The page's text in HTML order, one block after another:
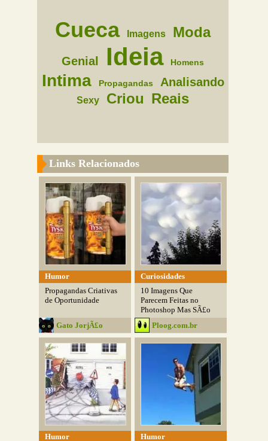
Cueca Imagens Moda
Genial Ideia Homens
Intima Propagandas Analisando
Sexy Criou Reais
Links Relacionados
Humor
Propagandas Criativas
de Oportunidade
Gato JorjÃ£o
Curiosidades
10 Imagens Que
Parecem Feitas no
Photoshop Mas SÃ£o
Reais
Ploog.com.br
Humor
Humor